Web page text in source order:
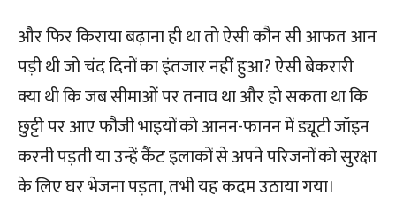
और फिर किराया बढ़ाना ही था तो ऐसी कौन सी आफत आन
पड़ी थी जो चंद दिनों का इंतजार नहीं हुआ? ऐसी बेकरारी
क्या थी कि जब सीमाओं पर तनाव था और हो सकता था कि
छुट्टी पर आए फौजी भाइयों को आनन-फानन में ड्यूटी जॉइन
करनी पड़ती या उन्हें कैंट इलाकों से अपने परिजनों को सुरक्षा
के लिए घर भेजना पड़ता, तभी यह कदम उठाया गया।